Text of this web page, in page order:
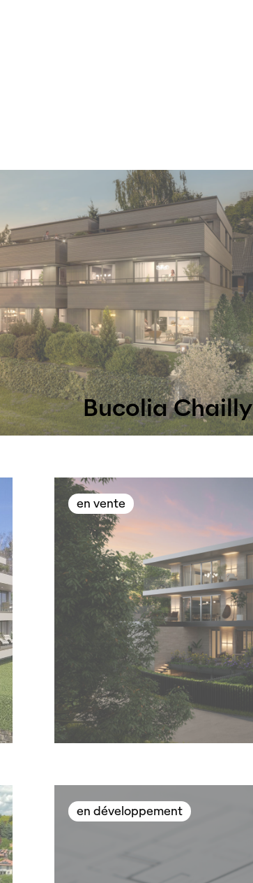
Bucolia Chailly
en vente
en développement